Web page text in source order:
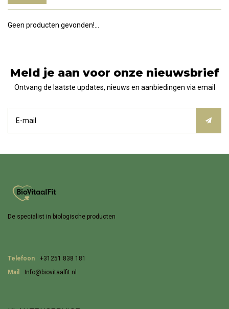
Geen producten gevonden!...
Meld je aan voor onze nieuwsbrief
Ontvang de laatste updates, nieuws en aanbiedingen via email
De specialist in biologische producten
Telefoon
+31251 838 181
Mail
Info@biovitaalfit.nl